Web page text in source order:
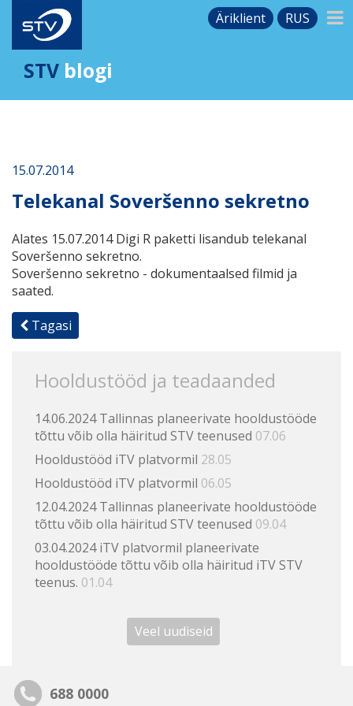
Äriklient RUS
STV blogi
15.07.2014
Telekanal Soveršenno sekretno
Alates 15.07.2014 Digi R paketti lisandub telekanal
Soveršenno sekretno.
Soveršenno sekretno - dokumentaalsed filmid ja
saated.
Tagasi
Hooldustööd ja teadaanded
14.06.2024 Tallinnas planeerivate hooldustööde
tõttu võib olla häiritud STV teenused 07.06
Hooldustööd iTV platvormil 28.05
Hooldustööd iTV platvormil 06.05
12.04.2024 Tallinnas planeerivate hooldustööde
tõttu võib olla häiritud STV teenused 09.04
03.04.2024 iTV platvormil planeerivate
hooldustööde tõttu võib olla häiritud iTV STV
teenus. 01.04
Veel uudiseid
688 0000